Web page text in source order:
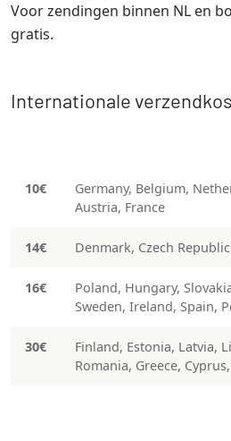
Voor zendingen binnen NL en
gratis.
Internationale
10€
Germany, Belgium,
Austria, France
14€ Denmark, Czech Republic
16€
Poland, Hungary,
Sweden, Ireland, Spain,
30€
Finland, Estonia, Latvia,
Romania, Greece,